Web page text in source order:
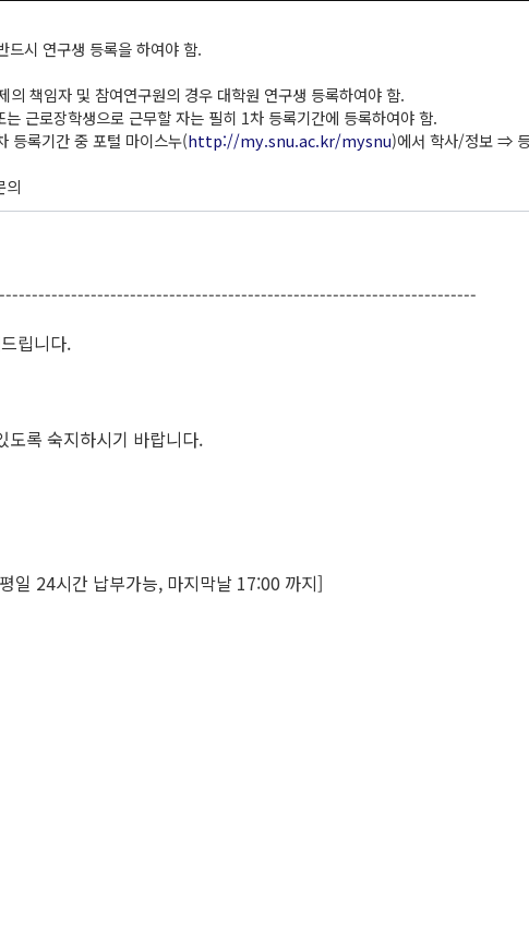
드시 연구생 등록을 하여야 함.
책임자 및 참여연구원의 경우 대학원 연구생 등록하여야 함.
근로장학생으로 근무할 자는 필히 1차 등록기간에 등록하여야 함.
등록기간 중 포털 마이스누(http://my.snu.ac.kr/mysnu)에서 학사/정보 ⇒
의
립니다.
도록 숙지하시기 바랍니다.
일 24시간 납부가능, 마지막날 17:00 까지]